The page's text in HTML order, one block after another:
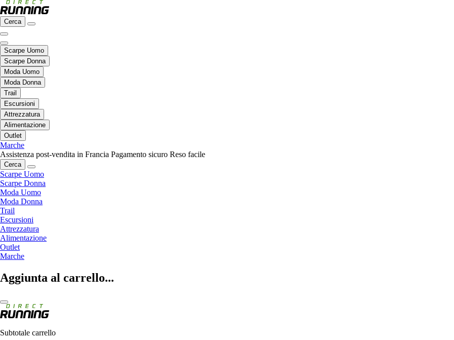
Cerca
Scarpe Uomo
Scarpe Donna
Moda Uomo
Moda Donna
Trail
Escursioni
Attrezzatura
Alimentazione
Outlet
Marche
Assistenza post-vendita in Francia Pagamento sicuro Reso facile
Cerca
Scarpe Uomo
Scarpe Donna
Moda Uomo
Moda Donna
Trail
Escursioni
Attrezzatura
Alimentazione
Outlet
Marche
Aggiunta al carrello...
Subtotale carrello